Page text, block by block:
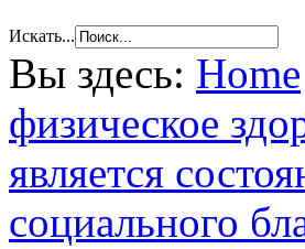
Искать...
Вы здесь: Home
физическое
является
социального